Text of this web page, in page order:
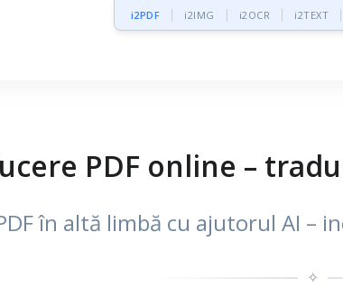
i2PDF i2IMG i2OCR i2TEXT
PDF online –
în altă limbă cu ajutorul AI –
✧